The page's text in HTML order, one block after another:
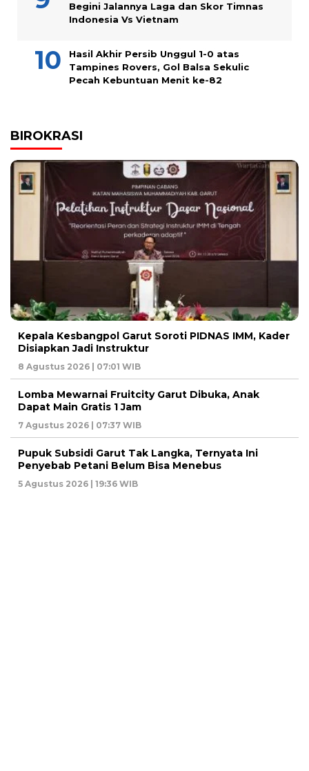
Begini Jalannya Laga dan Skor Timnas
Indonesia Vs Vietnam
Hasil Akhir Persib Unggul 1-0 atas
Tampines Rovers, Gol Balsa Sekulic
Pecah Kebuntuan Menit ke-82
BIROKRASI
Kepala Kesbangpol Garut Soroti PIDNAS IMM, Kader
Disiapkan Jadi Instruktur
8 Agustus 2026 | 07:01 WIB
Lomba Mewarnai Fruitcity Garut Dibuka, Anak
Dapat Main Gratis 1 Jam
7 Agustus 2026 | 07:37 WIB
Pupuk Subsidi Garut Tak Langka, Ternyata Ini
Penyebab Petani Belum Bisa Menebus
5 Agustus 2026 | 19:36 WIB